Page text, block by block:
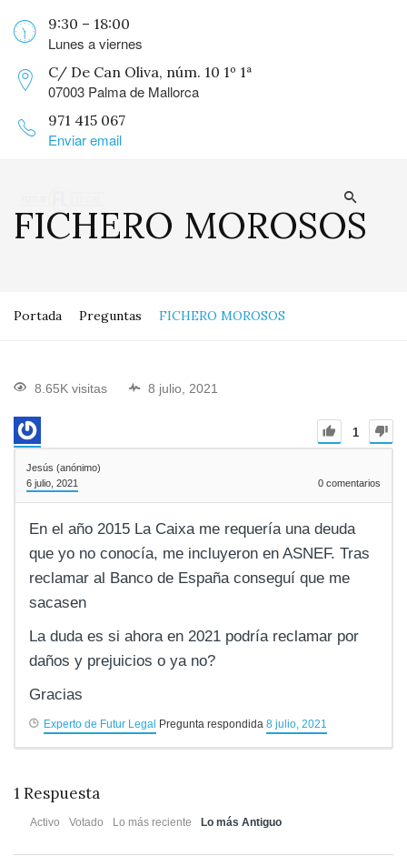
9:30 – 18:00
Lunes a viernes
C/ De Can Oliva, núm. 10 1º 1ª
07003 Palma de Mallorca
971 415 067
Enviar email
FICHERO MOROSOS
Portada Preguntas FICHERO MOROSOS
8.65K visitas 8 julio, 2021
1
Jesús (anónimo)
6 julio, 2021
0 comentarios
En el año 2015 La Caixa me requería una deuda
que yo no conocía, me incluyeron en ASNEF. Tras
reclamar al Banco de España conseguí que me
sacasen
La duda es si ahora en 2021 podría reclamar por
daños y prejuicios o ya no?
Gracias
Experto de Futur Legal Pregunta respondida 8 julio, 2021
1 Respuesta
Activo Votado Lo más reciente Lo más Antiguo